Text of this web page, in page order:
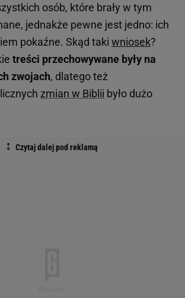
osób, które brały w tym
jednakże pewne jest jedno: ich
pokaźne. Skąd taki wniosek?
treści przechowywane były na
zwojach, dlatego też
zmian w Biblii było dużo